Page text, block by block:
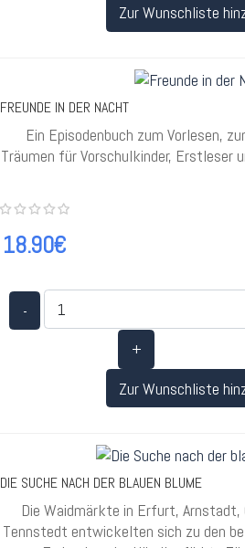
Zur Wunschliste
FREUNDE IN DER NACHT
Ein Episodenbuch zum Vorlesen,
Träumen für Vorschulkinder, Erstleser
18.90€
-
+
Zur Wunschliste
DIE SUCHE NACH DER BLAUEN BLUME
Die Waidmärkte in Erfurt, Arnstadt,
Tennstedt entwickelten sich zu den